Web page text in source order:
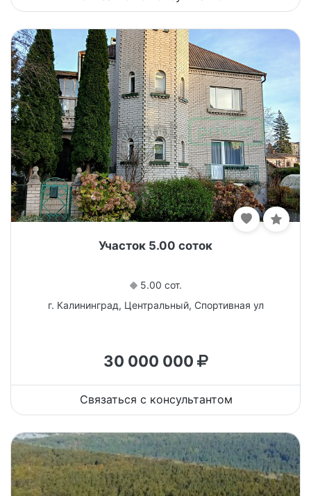
Участок 5.00 соток
5.00 сот.
г. Калининград, Центральный, Спортивная ул
30 000 000
Связаться с консультантом